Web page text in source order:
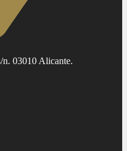
n. 03010 Alicante.